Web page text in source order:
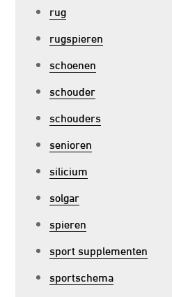
rug
rugspieren
schoenen
schouder
schouders
senioren
silicium
solgar
spieren
sport supplementen
sportschema